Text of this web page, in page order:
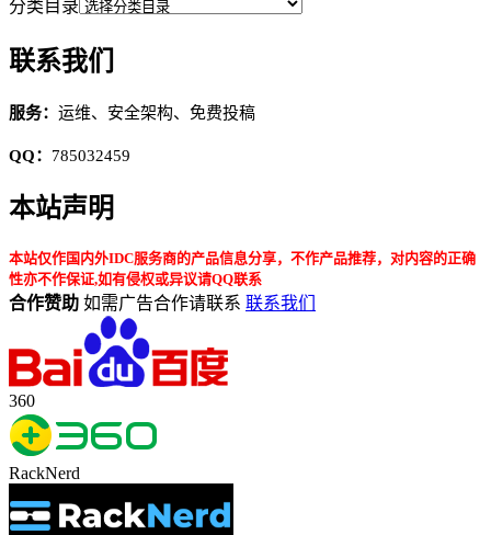
分类目录
联系我们
服务： 运维、安全架构、免费投稿
QQ： 785032459
本站声明
本站仅作国内外IDC服务商的产品信息分享，不作产品推荐，对内容的正确
性亦不作保证,如有侵权或异议请QQ联系
合作赞助 如需广告合作请联系 联系我们
360
RackNerd